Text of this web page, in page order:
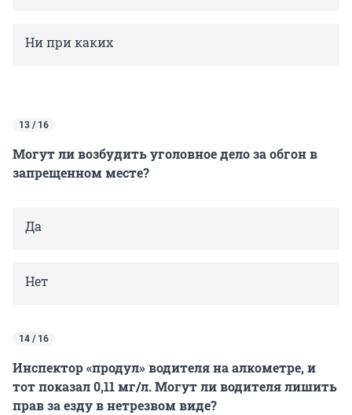
Ни при каких
13 / 16
Могут ли возбудить уголовное дело за обгон в
запрещенном месте?
Да
Нет
14 / 16
Инспектор «продул» водителя на алкометре, и
тот показал 0,11 мг/л. Могут ли водителя лишить
прав за езду в нетрезвом виде?